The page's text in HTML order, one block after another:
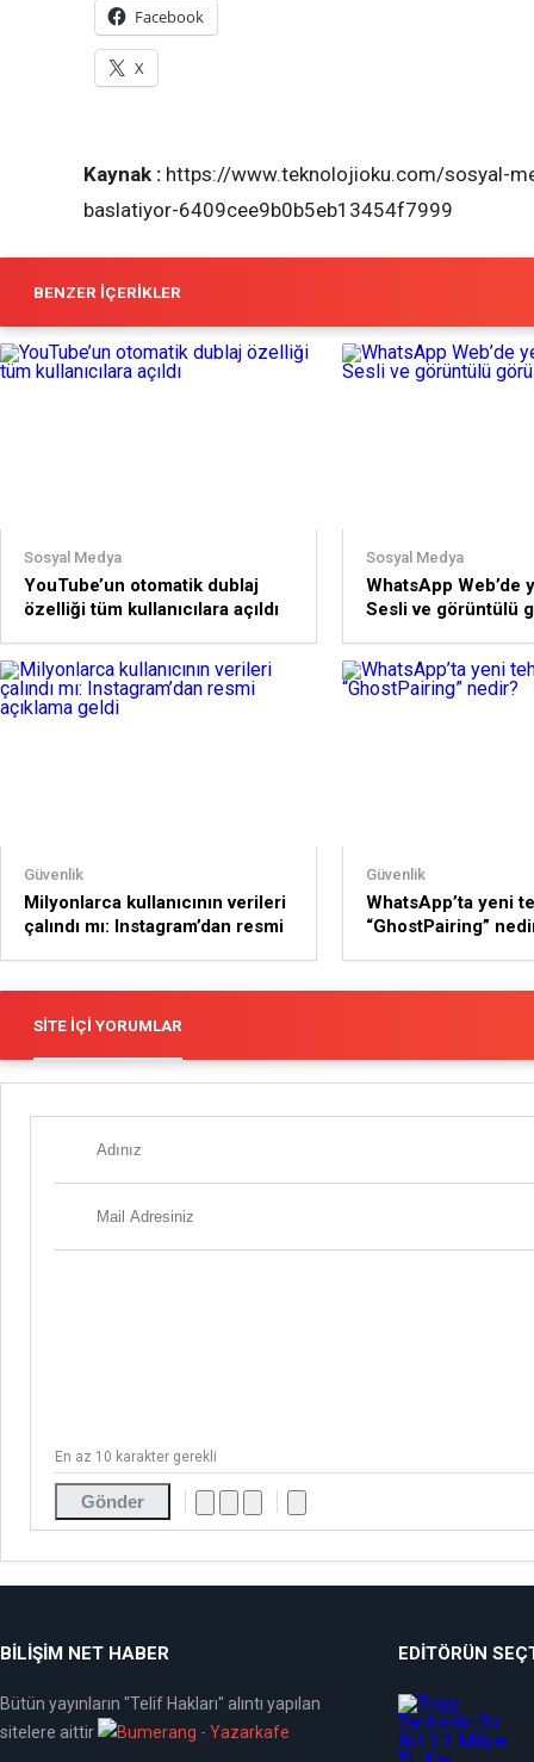
Facebook
X
Kaynak : https://www.teknolojioku.com/sosyal-
baslatiyor-6409cee9b0b5eb13454f7999
BENZER İÇERIKLER
Sosyal Medya
YouTube’un otomatik dublaj
özelliği tüm kullanıcılara açıldı
Sosyal Medya
WhatsApp Web’de
Sesli ve görüntülü
Güvenlik
Milyonlarca kullanıcının verileri
çalındı mı: Instagram’dan resmi
Güvenlik
WhatsApp’ta yeni
“GhostPairing”
SITE İÇI YORUMLAR
Gönder
En az 10 karakter gerekli
BİLİŞİM NET HABER
Bütün yayınların "Telif Hakları" alıntı yapılan
sitelere aittir
EDITÖRÜN